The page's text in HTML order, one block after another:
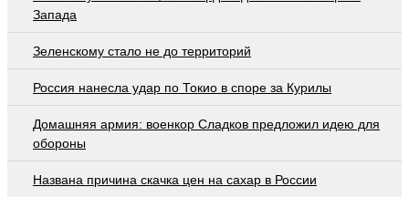
Запада
Зеленскому стало не до территорий
Россия нанесла удар по Токио в споре за Курилы
Домашняя армия: военкор Сладков предложил идею для
обороны
Названа причина скачка цен на сахар в России